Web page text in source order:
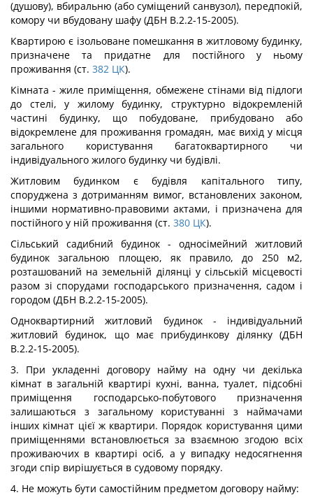
(душову), вбиральню (або суміщений санвузол), передпокій,
комору чи вбудовану шафу (ДБН В.2.2-15-2005).
Квартирою є ізольоване помешкання в житловому будинку,
призначене та придатне для постійного у ньому
проживання (ст. 382 ЦК).
Кімната - жиле приміщення, обмежене стінами від підлоги
до стелі, у жилому будинку, структурно відокремленій
частині будинку, що побудоване, прибудовано або
відокремлене для проживання громадян, має вихід у місця
загального користування багатоквартирного чи
індивідуального жилого будинку чи будівлі.
Житловим будинком є будівля капітального типу,
споруджена з дотриманням вимог, встановлених законом,
іншими нормативно-правовими актами, і призначена для
постійного у ній проживання (ст. 380 ЦК).
Сільський садибний будинок - односімейний житловий
будинок загальною площею, як правило, до 250 м2,
розташований на земельній ділянці у сільській місцевості
разом зі спорудами господарського призначення, садом і
городом (ДБН В.2.2-15-2005).
Одноквартирний житловий будинок - індивідуальний
житловий будинок, що має прибудинкову ділянку (ДБН
В.2.2-15-2005).
3. При укладенні договору найму на одну чи декілька
кімнат в загальній квартирі кухні, ванна, туалет, підсобні
приміщення господарсько-побутового призначення
залишаються з загальному користуванні з наймачами
інших кімнат цієї ж квартири. Порядок користування цими
приміщеннями встановлюється за взаємною згодою всіх
проживаючих в квартирі осіб, а у випадку недосягнення
згоди спір вирішується в судовому порядку.
4. Не можуть бути самостійним предметом договору найму: